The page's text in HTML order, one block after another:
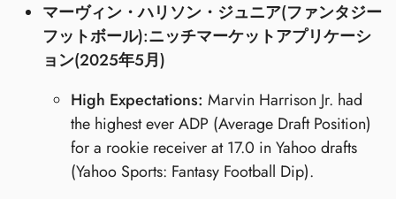
マーヴィン・ハリソン・ジュニア(ファンタジー
フットボール):ニッチマーケットアプリケーシ
ョン(2025年5月)
High Expectations: Marvin Harrison Jr. had
the highest ever ADP (Average Draft Position)
for a rookie receiver at 17.0 in Yahoo drafts
(Yahoo Sports: Fantasy Football Dip).